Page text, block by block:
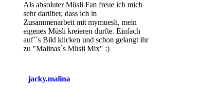
Als absoluter Müsli Fan freue ich mich
sehr darüber, dass ich in
Zusammenarbeit mit mymuesli, mein
eigenes Müsli kreieren durfte. Einfach
auf`´s Bild klicken und schon gelangt ihr
zu "Malinas`s Müsli Mix" :)
jacky.malina